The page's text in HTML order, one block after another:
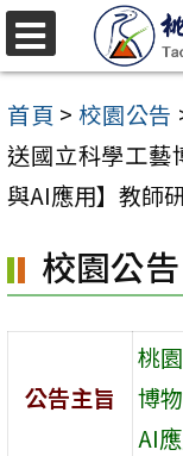
跳
至
主
要
內
區
首頁 > 校園公告
送國立科學工藝
與AI應用】教師
校園公告
公告主旨
桃
博
AI
選
單